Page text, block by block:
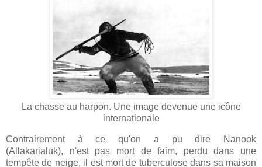
La chasse au harpon. Une image devenue une icône
internationale
Contrairement à ce qu'on a pu dire Nanook
(Allakarialuk), n'est pas mort de faim, perdu dans une
tempête de neige, il est mort de tuberculose dans sa maison